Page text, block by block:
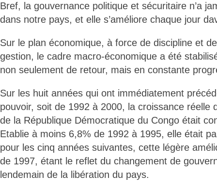
Bref, la gouvernance politique et sécuritaire n’a
dans notre pays, et elle s’améliore chaque jour
Sur le plan économique, à force de discipline et
gestion, le cadre macro-économique a été
non seulement de retour, mais en constante
Sur les huit années qui ont immédiatement
pouvoir, soit de 1992 à 2000, la croissance réelle
de la République Démocratique du Congo était
Etablie à moins 6,8% de 1992 à 1995, elle était
pour les cinq années suivantes, cette légère
de 1997, étant le reflet du changement de
lendemain de la libération du pays.